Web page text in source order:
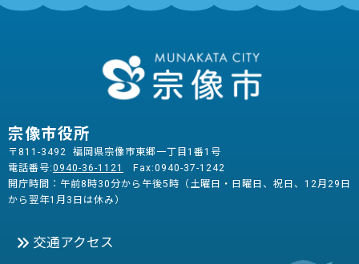
宗像市役所
〒811-3492 福岡県宗像市東郷一丁目1番1号
電話番号:0940-36-1121
Fax:0940-37-1242
開庁時間：午前8時30分から午後5時（土曜日・日曜日、祝日、12月29日
から翌年1月3日は休み）
交通アクセス